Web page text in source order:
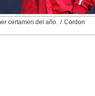
certamen del año.
Cordon